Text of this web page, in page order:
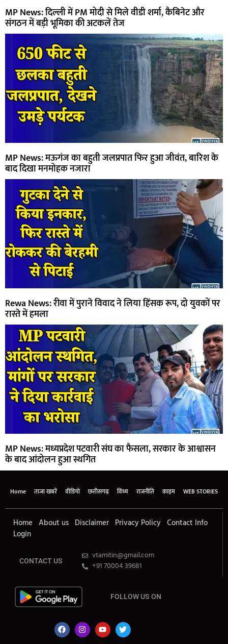
MP News: दिल्ली में PM मोदी से मिले वीडी शर्मा, कैबिनेट और
संगठन में बड़ी भूमिका की अटकलें तेज
MP News: मऊगंज का बहुती जलप्रपात फिर हुआ जीवंत, बारिश के
बाद दिखा मनमोहक नजारा
Rewa News: रीवा में पुराने विवाद ने लिया हिंसक रूप, दो युवकों पर
रास्ते में हमला
MP News: मध्यप्रदेश पटवारी संघ का फैसला, सरकार के आश्वासन
के बाद आंदोलन हुआ स्थगित
Home ताजा खबरें वीडियो छत्तीसगढ़ विंध्य राजनीति क्राइम WEB STORIES
Home About us Disclaimer Privacy Policy Contact Info
Login
CONTACT US
vtamitin@gmail.com
+91 70004 39681
FOLLOW US ON